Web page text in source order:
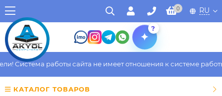
0 RU
?
Система работы сайта не имеет отношения к системе
КАТАЛОГ ТОВАРОВ